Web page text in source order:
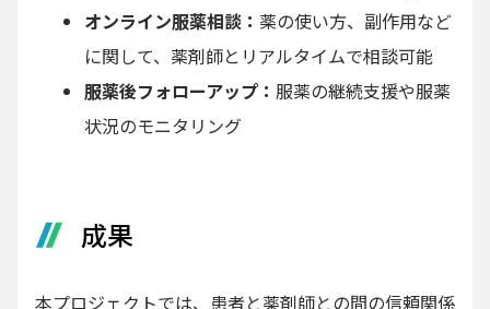
オンライン服薬相談： 薬の使い方、副作用など
に関して、薬剤師とリアルタイムで相談可能
服薬後フォローアップ： 服薬の継続支援や服薬
状況のモニタリング
成果
本プロジェクトでは、患者と薬剤師との間の信頼関係